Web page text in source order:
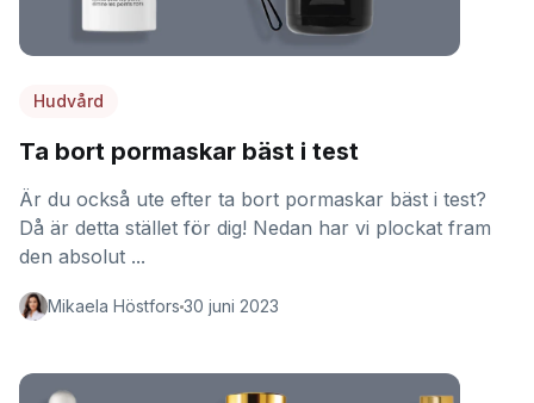
Hudvård
Ta bort pormaskar bäst i test
Är du också ute efter ta bort pormaskar bäst i test?
Då är detta stället för dig! Nedan har vi plockat fram
den absolut ...
Mikaela Höstfors 30 juni 2023